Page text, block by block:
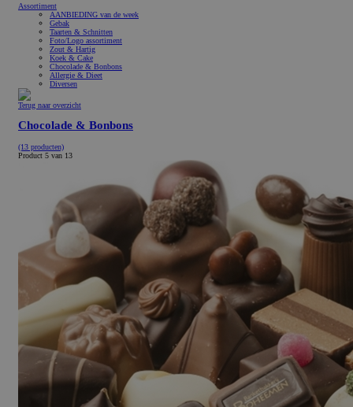
Assortiment
AANBIEDING van de week
Gebak
Taarten & Schnitten
Foto/Logo assortiment
Zout & Hartig
Koek & Cake
Chocolade & Bonbons
Allergie & Dieet
Diversen
Terug naar overzicht
Chocolade & Bonbons
(13 producten)
Product 5 van 13